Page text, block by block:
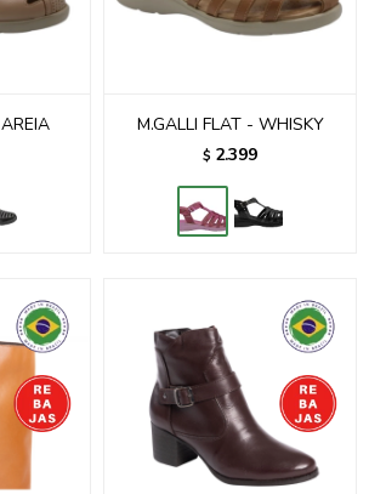
M.GALLI FLAT - WHISKY
$ 2.399